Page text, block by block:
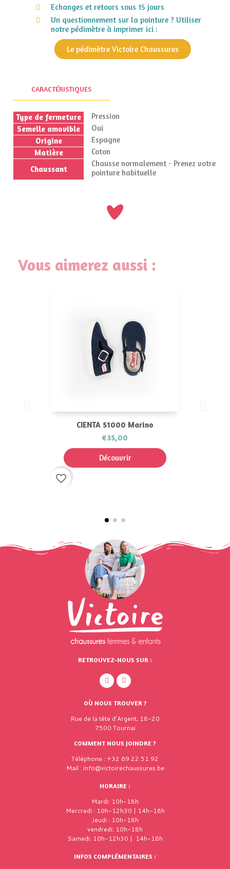
Echanges et retours sous 15 jours
Un questionnement sur la pointure ? Utiliser
notre pédimètre à imprimer ici :
Le pédimètre Victoire Chaussures
CARACTÉRISTIQUES
Type de fermeture
Pression
Semelle amovible
Oui
Origine
Espagne
Matière
Coton
Chaussant
Chausse normalement - Prenez votre
pointure habituelle
Vous aimerez aussi :
CIENTA 51000 Marino
€35,00
Découvrir
favorite_border
RETROUVEZ-NOUS SUR :
OÙ NOUS TROUVER ?
Rue de la tête d'Argent, 18-20
7500 Tournai
COMMENT NOUS JOINDRE ?
Téléphone : +32 69 22 51 92
Mail : info@victoirechaussures.be
HORAIRE :
Mardi: 10h-18h
Mercredi : 10h-12h30 | 14h-18h
Jeudi : 10h-18h
vendredi: 10h-18h
Samedi: 10h-12h30 | 14h-18h
INFOS COMPLÉMENTAIRES :